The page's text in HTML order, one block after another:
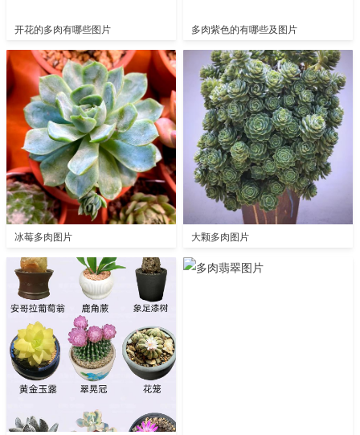
开花的多肉有哪些图片 多肉紫色的有哪些及图片
冰莓多肉图片 大颗多肉图片